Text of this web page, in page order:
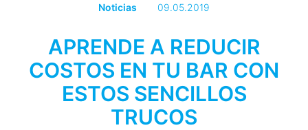
Noticias 09.05.2019
APRENDE A REDUCIR
COSTOS EN TU BAR CON
ESTOS SENCILLOS
TRUCOS